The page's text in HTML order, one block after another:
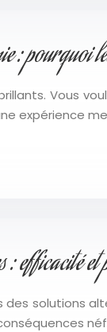
: pourquoi
Vous
expérience
efficacité et
solutions